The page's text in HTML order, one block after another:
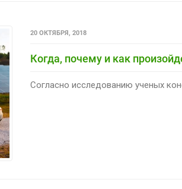
20 ОКТЯБРЯ, 2018
Когда, почему и как
Согласно исследованию ученых